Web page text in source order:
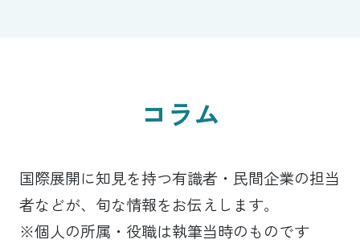
コラム
国際展開に知見を持つ有識者・民間企業の担当
者などが、旬な情報をお伝えします。
※個人の所属・役職は執筆当時のものです